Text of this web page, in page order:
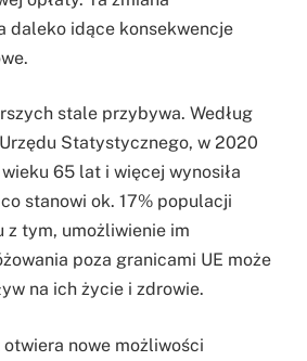
daleko idące konsekwencje
stale przybywa. Według
Statystycznego, w 2020
65 lat i więcej wynosiła
stanowi ok. 17% populacji
z tym, umożliwienie im
poza granicami UE może
na ich życie i zdrowie.
nowe możliwości